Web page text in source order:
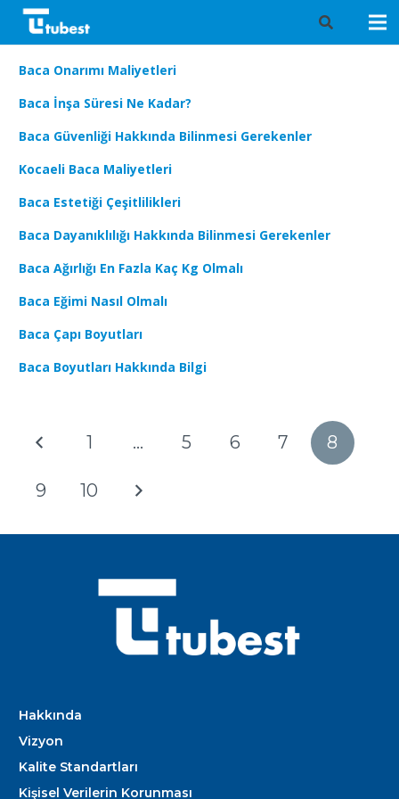
Baca Onarımı Maliyetleri
Baca İnşa Süresi Ne Kadar?
Baca Güvenliği Hakkında Bilinmesi Gerekenler
Kocaeli Baca Maliyetleri
Baca Estetiği Çeşitlilikleri
Baca Dayanıklılığı Hakkında Bilinmesi Gerekenler
Baca Ağırlığı En Fazla Kaç Kg Olmalı
Baca Eğimi Nasıl Olmalı
Baca Çapı Boyutları
Baca Boyutları Hakkında Bilgi
1 … 5 6 7 8
9 10
Hakkında
Vizyon
Kalite Standartları
Kişisel Verilerin Korunması